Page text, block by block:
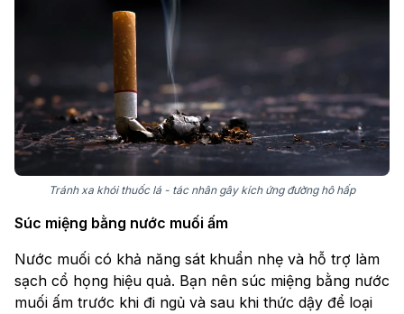
Tránh xa khói thuốc lá - tác nhân gây kích ứng đường hô hấp
Súc miệng bằng nước muối ấm
Nước muối có khả năng sát khuẩn nhẹ và hỗ trợ làm
sạch cổ họng hiệu quả. Bạn nên súc miệng bằng nước
muối ấm trước khi đi ngủ và sau khi thức dậy để loại